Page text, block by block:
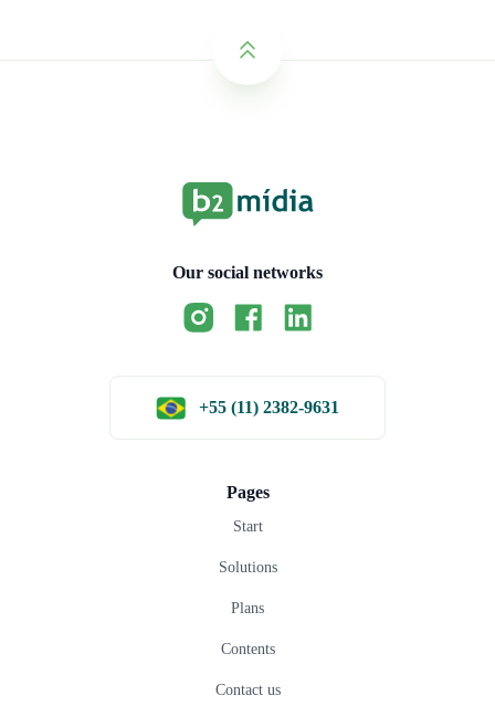
Our social networks
Pages
Start
Solutions
Plans
Contents
Contact us
+55 (11) 2382-9631